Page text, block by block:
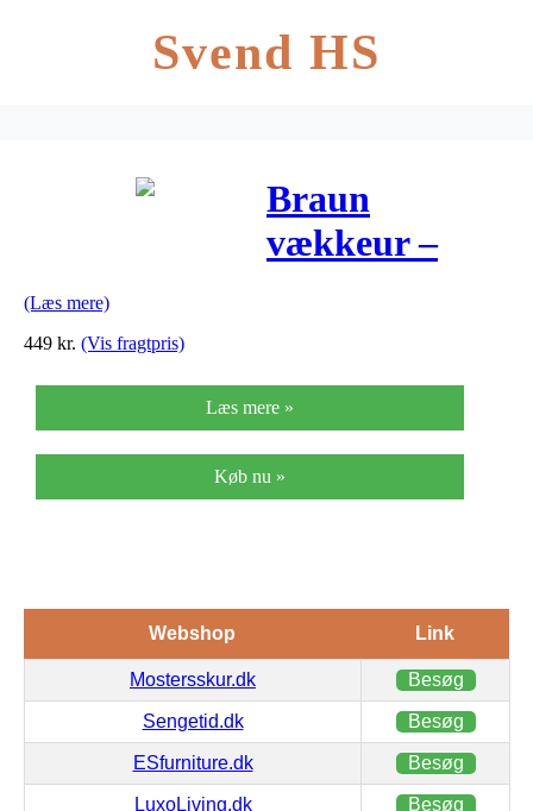
Svend HS
Braun
vækkeur –
(Læs mere)
449 kr. (Vis fragtpris)
Læs mere »
Køb nu »
Webshop Link
Mostersskur.dk Besøg
Sengetid.dk Besøg
ESfurniture.dk Besøg
LuxoLiving.dk Besøg